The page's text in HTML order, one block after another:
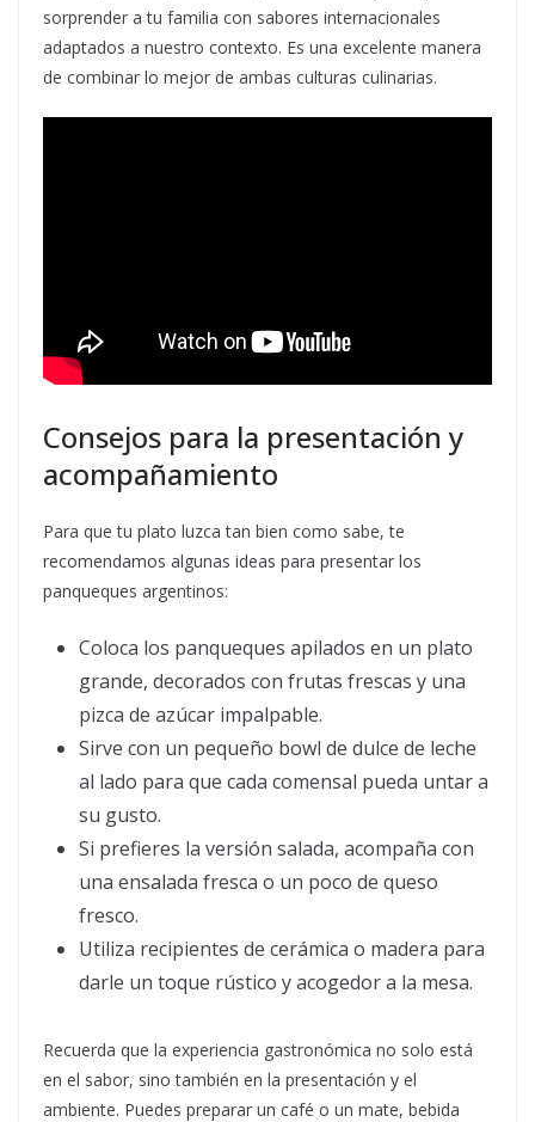
sorprender a tu familia con sabores internacionales
adaptados a nuestro contexto. Es una excelente manera
de combinar lo mejor de ambas culturas culinarias.
Consejos para la presentación y
acompañamiento
Para que tu plato luzca tan bien como sabe, te
recomendamos algunas ideas para presentar los
panqueques argentinos:
Coloca los panqueques apilados en un plato
grande, decorados con frutas frescas y una
pizca de azúcar impalpable.
Sirve con un pequeño bowl de dulce de leche
al lado para que cada comensal pueda untar a
su gusto.
Si prefieres la versión salada, acompaña con
una ensalada fresca o un poco de queso
fresco.
Utiliza recipientes de cerámica o madera para
darle un toque rústico y acogedor a la mesa.
Recuerda que la experiencia gastronómica no solo está
en el sabor, sino también en la presentación y el
ambiente. Puedes preparar un café o un mate, bebida